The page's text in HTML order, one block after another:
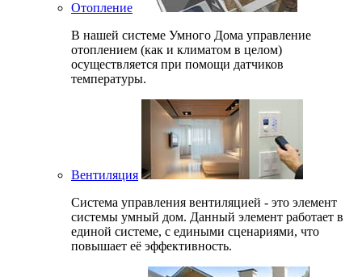
Отопление
В нашей системе Умного Дома управление
отоплением (как и климатом в целом)
осуществляется при помощи датчиков
температуры.
Вентиляция
Система управления вентиляцией - это элемент
системы умный дом. Данный элемент работает в
единой системе, с едиными сценариями, что
повышает её эффективность.